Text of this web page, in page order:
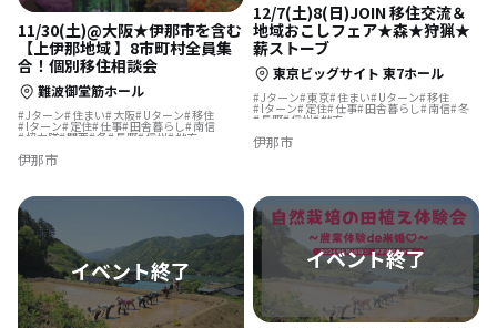
11/30(土)@大阪★伊那市を含む
【上伊那地域 】8市町村全員集
合！個別移住相談会
難波御堂筋ホール
Jターン 住まい 大阪 Uターン 移住
Iターン 定住 仕事 田舎暮らし 南信
協力隊 関西 冬 長野 信州 地方
伊那市
12/7(土)8(日)JOIN 移住交流＆
地域おこしフェア★森★狩猟★
薪ストーブ
東京ビッグサイト 東7ホール
Jターン 東京 住まい Uターン 移住
Iターン 定住 仕事 田舎暮らし 南信 冬
長野 信州 地方
伊那市